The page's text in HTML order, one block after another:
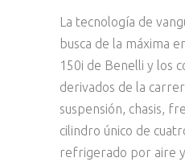
La tecnología de
busca de la máxima
150i de Benelli y los
derivados de la
suspensión, chasis,
cilindro único de
refrigerado por aire